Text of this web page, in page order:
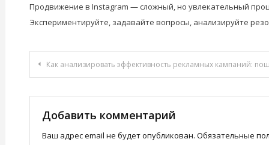
Продвижение в Instagram — сложный, но увлекательный
Экспериментируйте, задавайте вопросы, анализируйте
Навигация
по
записям
Как анализировать эффективность рекламных кампаний:
Добавить комментарий
Ваш адрес email не будет опубликован. Обязательные